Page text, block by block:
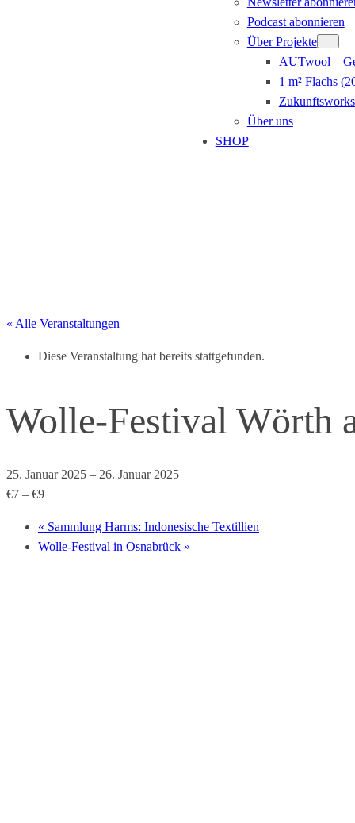
Podcast abonnieren
Über Projekte
AUTwool –
1 m² Flachs
Über uns
SHOP
« Alle Veranstaltungen
Diese Veranstaltung hat bereits stattgefunden.
Wolle-Festival Wörth
25. Januar 2025 – 26. Januar 2025
€7 – €9
« Sammlung Harms: Indonesische Textillien
Wolle-Festival in Osnabrück »